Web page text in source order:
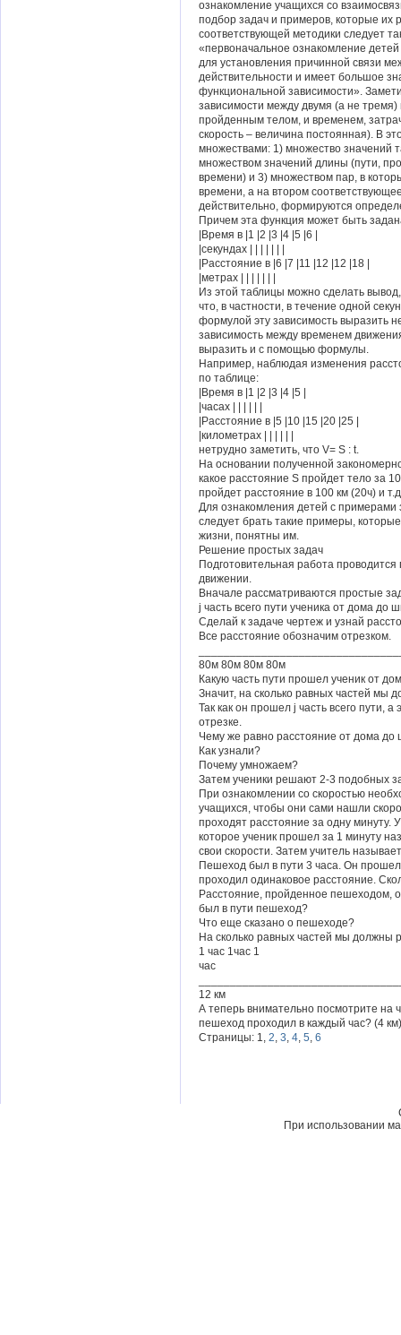
ознакомление учащихся со
подбор задач и примеров, которые их
соответствующей методики следует
«первоначальное ознакомление
для установления причинной связи
действительности и имеет большое
функциональной зависимости».
зависимости между двумя (а не
пройденным телом, и временем,
скорость – величина постоянная). В
множествами: 1) множество значений
множеством значений длины (пути,
времени) и 3) множеством пар, в
времени, а на втором
действительно, формируются
Причем эта функция может быть
|Время в |1 |2 |3 |4 |5 |6 |
|секундах | | | | | | |
|Расстояние в |6 |7 |11 |12 |12 |18 |
|метрах | | | | | | |
Из этой таблицы можно сделать
что, в частности, в течение одной
формулой эту зависимость выразить
зависимость между временем
выразить и с помощью формулы.
Например, наблюдая изменения
по таблице:
|Время в |1 |2 |3 |4 |5 |
|часах | | | | | |
|Расстояние в |5 |10 |15 |20 |25 |
|километрах | | | | | |
нетрудно заметить, что V= S : t.
На основании полученной
какое расстояние S пройдет тело за
пройдет расстояние в 100 км (20ч) и
Для ознакомления детей с примерами
следует брать такие примеры,
жизни, понятны им.
Решение простых задач
Подготовительная работа
движении.
Вначале рассматриваются простые
ј часть всего пути ученика от дома до
Сделай к задаче чертеж и узнай
Все расстояние обозначим отрезком.
80м 80м 80м 80м
Какую часть пути прошел ученик от
Значит, на сколько равных частей мы
Так как он прошел ј часть всего пути,
отрезке.
Чему же равно расстояние от дома
Как узнали?
Почему умножаем?
Затем ученики решают 2-3 подобных
При ознакомлении со скоростью
учащихся, чтобы они сами нашли
проходят расстояние за одну минуту.
которое ученик прошел за 1 минуту
свои скорости. Затем учитель
Пешеход был в пути 3 часа. Он
проходил одинаковое расстояние.
Расстояние, пройденное пешеходом,
был в пути пешеход?
Что еще сказано о пешеходе?
На сколько равных частей мы должны
1 час 1час 1
час
12 км
А теперь внимательно посмотрите на
пешеход проходил в каждый час? (4
Страницы: 1, 2, 3, 4, 5, 6
При использовании